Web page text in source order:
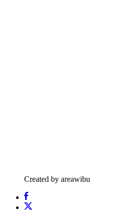
Created by areawibu